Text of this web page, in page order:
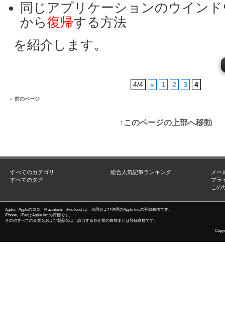
同じアプリケーションのウイン
から復帰する方法
を紹介します。
4/4 « 1 2 3 4
« 前のページ
↑このページの上部へ移動
すべてのカテゴリ
すべてのタグ
総合人気記事ランキング
メー
プラ
この
Apple、Appleのロゴ、Macintosh、iPod touchは、米国および他国のApple Inc.の登録商標です。
iPhone、iPadはApple Inc.の商標です。
その他すべての企業名および製品名は、該当する各企業の商標または登録商標です。